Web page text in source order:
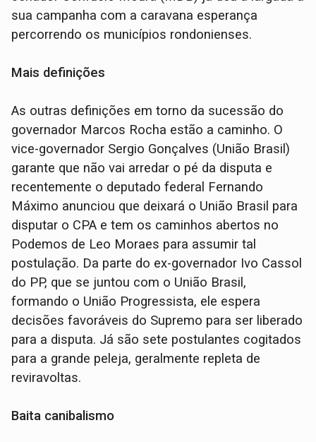
sua campanha com a caravana esperança
percorrendo os municípios rondonienses.
Mais definições
As outras definições em torno da sucessão do
governador Marcos Rocha estão a caminho. O
vice-governador Sergio Gonçalves (União Brasil)
garante que não vai arredar o pé da disputa e
recentemente o deputado federal Fernando
Máximo anunciou que deixará o União Brasil para
disputar o CPA e tem os caminhos abertos no
Podemos de Leo Moraes para assumir tal
postulação. Da parte do ex-governador Ivo Cassol
do PP, que se juntou com o União Brasil,
formando o União Progressista, ele espera
decisões favoráveis do Supremo para ser liberado
para a disputa. Já são sete postulantes cogitados
para a grande peleja, geralmente repleta de
reviravoltas.
Baita canibalismo